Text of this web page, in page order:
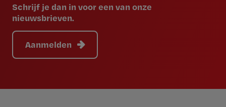
Schrijf je dan in voor een van onze
nieuwsbrieven.
Aanmelden